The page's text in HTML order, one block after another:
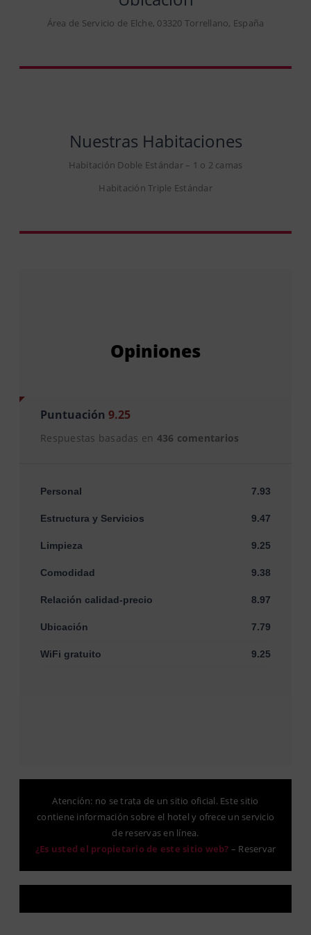
Área de Servicio de Elche, 03320 Torrellano, España
Nuestras Habitaciones
Habitación Doble Estándar – 1 o 2 camas
Habitación Triple Estándar
Opiniones
Puntuación 9.25
Respuestas basadas en 436 comentarios
Personal 7.93
Estructura y Servicios 9.47
Limpieza 9.25
Comodidad 9.38
Relación calidad-precio 8.97
Ubicación 7.79
WiFi gratuito 9.25
Atención: no se trata de un sitio oficial. Este sitio
contiene información sobre el hotel y ofrece un servicio
de reservas en línea.
¿Es usted el propietario de este sitio web? – Reservar